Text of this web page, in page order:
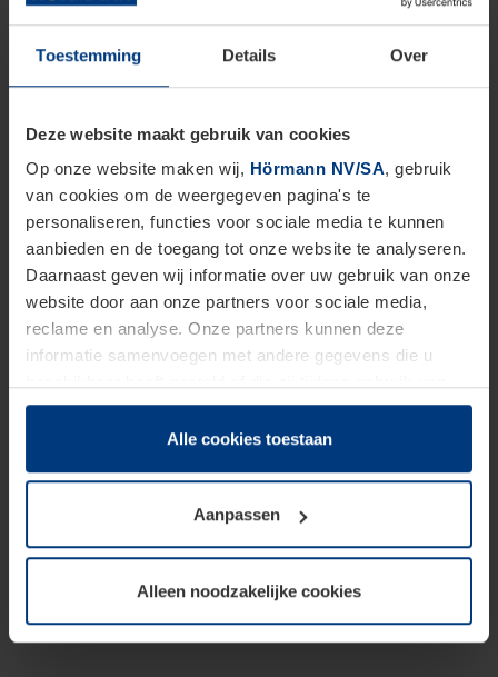
Toestemming Details Over
Deze website maakt gebruik van cookies
Op onze website maken wij, Hörmann NV/SA, gebruik
van cookies om de weergegeven pagina's te
personaliseren, functies voor sociale media te kunnen
aanbieden en de toegang tot onze website te analyseren.
Daarnaast geven wij informatie over uw gebruik van onze
website door aan onze partners voor sociale media,
reclame en analyse. Onze partners kunnen deze
informatie samenvoegen met andere gegevens die u
hun diensten hebben verzameld.
Juridisch hebben wij het recht om cookies op uw
van deze pagina's absoluut vereist is. Voor alle andere
soorten cookies is uw toestemming benodigd. Uw
toestemming kunt u op elk moment bij de uitleg van de
wijzigen of herroepen.
Alle cookies toestaan
Aanpassen
Alleen noodzakelijke cookies